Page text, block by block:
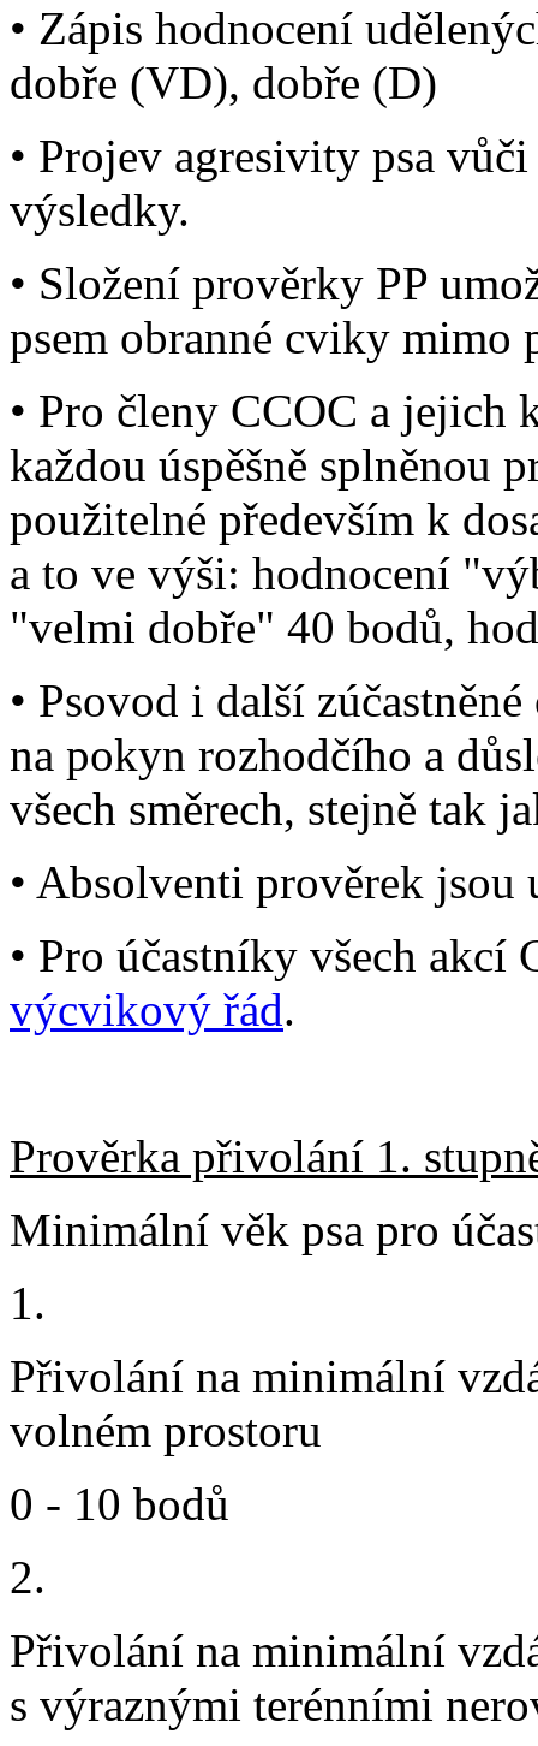
• Zápis hodnocení
dobře (VD), dobře (D)
• Projev agresivity psa
výsledky.
• Složení prověrky PP
psem obranné cviky mimo
• Pro členy CCOC a jejich
každou úspěšně splněnou
použitelné především k
a to ve výši: hodnocení
"velmi dobře" 40 bodů,
• Psovod i další
na pokyn rozhodčího a
všech směrech, stejně tak
• Absolventi prověrek jsou
• Pro účastníky všech akcí
výcvikový řád.
Prověrka přivolání 1.
Minimální věk psa pro
1.
Přivolání na minimální
volném prostoru
0 - 10 bodů
2.
Přivolání na minimální
s výraznými terénními